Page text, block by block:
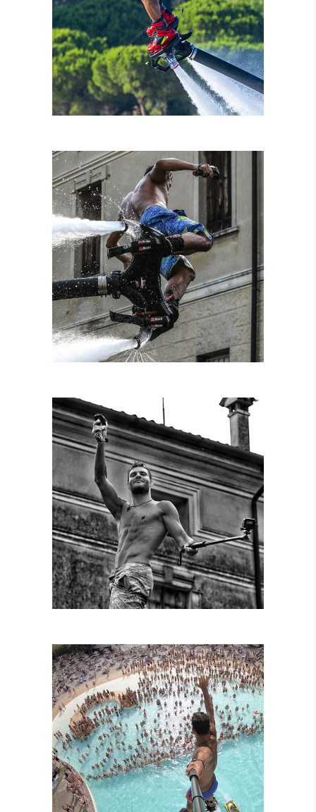
NOLEGGIO MOTO
D’ACQUA
NOLEGGIO
ATTREZZATURE
SPETTACOLI
DIURNI E
NOTTURNI
SPETTACOLI IN
PISCINA